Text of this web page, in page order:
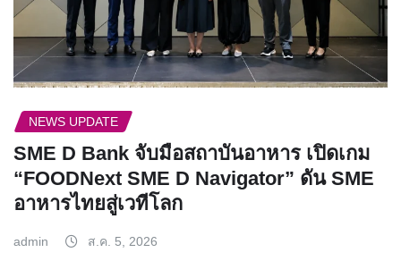
NEWS UPDATE
SME D Bank จับมือสถาบันอาหาร เปิดเกม
“FOODNext SME D Navigator” ดัน SME
อาหารไทยสู่เวทีโลก
admin ส.ค. 5, 2026